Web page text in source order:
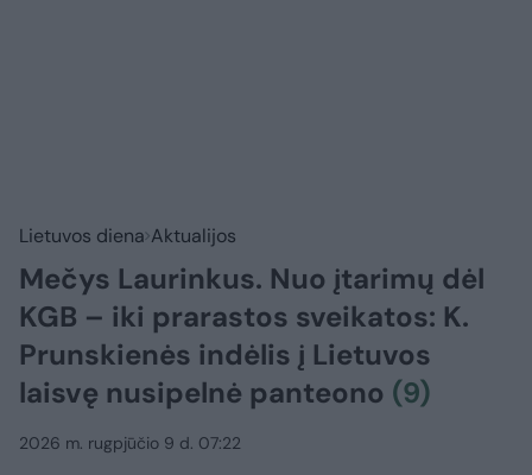
Lietuvos diena Aktualijos
Mečys Laurinkus. Nuo įtarimų dėl
KGB – iki prarastos sveikatos: K.
Prunskienės indėlis į Lietuvos
laisvę nusipelnė panteono (9)
2026 m. rugpjūčio 9 d. 07:22